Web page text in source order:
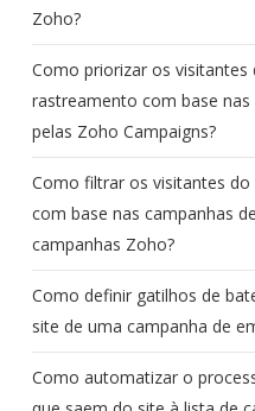
Zoho?
Como priorizar os visitantes
rastreamento com base
pelas Zoho Campaigns?
Como filtrar os visitantes
com base nas campanhas
campanhas Zoho?
Como definir gatilhos de
site de uma campanha de
Como automatizar o